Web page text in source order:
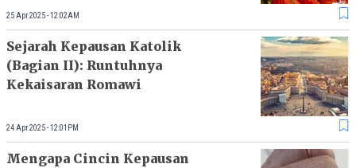
25 Apr 2025 - 12:02AM
Sejarah Kepausan Katolik
(Bagian II): Runtuhnya
Kekaisaran Romawi
24 Apr 2025 - 12:01PM
Mengapa Cincin Kepausan